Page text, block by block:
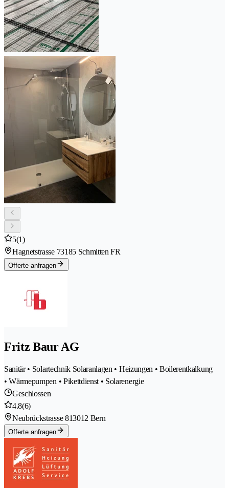
5(1)
Hagnetstrasse 73185 Schmitten FR
Offerte anfragen
Fritz Baur AG
Sanitär • Solartechnik Solaranlagen • Heizungen • Boilerentkalkung
• Wärmepumpen • Pikettdienst • Solarenergie
Geschlossen
4.8(6)
Neubrückstrasse 813012 Bern
Offerte anfragen